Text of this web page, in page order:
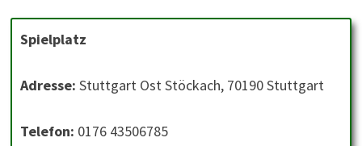
Spielplatz
Adresse: Stuttgart Ost Stöckach, 70190 Stuttgart
Telefon: 0176 43506785